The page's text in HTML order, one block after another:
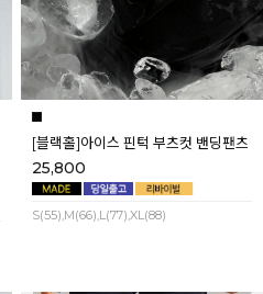
[블랙홀]아이스 핀턱 부츠컷 밴딩팬츠
25,800
S(55),M(66),L(77),XL(88)